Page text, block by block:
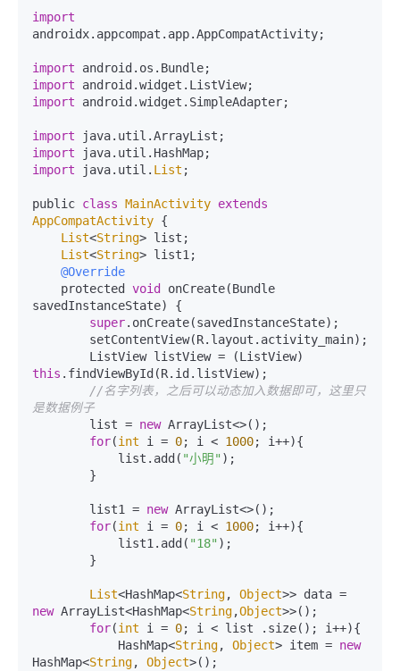
import
androidx.appcompat.app.AppCompatActivity;
import
import
import android.widget.SimpleAdapter;
import
import
import java.util. List ;
public class MainActivity extends
AppCompatActivity {
List<String> list;
List<String> list1;
@Override
    protected
void
onCreate(Bundle
savedInstanceState) {
super.onCreate(savedInstanceState);
this .findViewById(R.id.listView);
//名字列表，之后可以动态加入数据即可，这里只
是数据例子
        list =
new ArrayList<>();
for(int i = 0; i < 1000; i++){
            list.add(
"小明" );
        list1 =
new ArrayList<>();
for(int i = 0; i < 1000; i++){
            list1.add(
"18" );
List<HashMap<String, Object
new ArrayList<HashMap<String,Object>>();
for(int i = 0; i < list .size(); i++){
            HashMap<
String, Object> item = new
HashMap<String, Object>();